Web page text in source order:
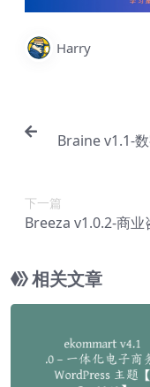
Harry
Braine v1.1-
下一篇
Breeza v1.0.2-商
相关文章